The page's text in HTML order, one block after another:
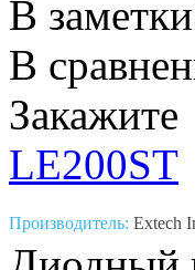
В заметки
В
Закажите
LE200ST
Производитель: Extech